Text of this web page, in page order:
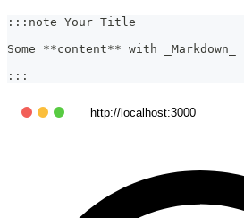
:::note Your Title
Some **content** with Markdown
:::
http://localhost:3000